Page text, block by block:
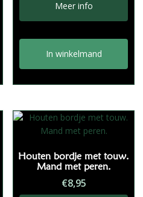
Meer info
In winkelmand
Houten bordje met touw.
Mand met peren.
€8,95